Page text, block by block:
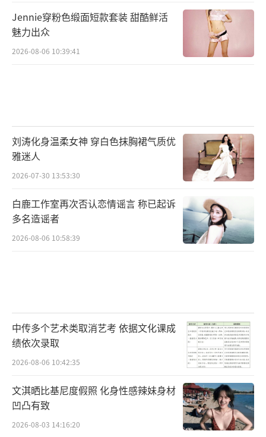
Jennie穿粉色缎面短款套装 甜酷鲜活
魅力出众
2026-08-06 10:39:41
刘涛化身温柔女神 穿白色抹胸裙气质优
雅迷人
2026-07-30 13:53:30
白鹿工作室再次否认恋情谣言 称已起诉
多名造谣者
2026-08-06 10:58:39
中传多个艺术类取消艺考 依据文化课成
绩依次录取
2026-08-06 10:42:35
文淇晒比基尼度假照 化身性感辣妹身材
凹凸有致
2026-08-03 14:16:20